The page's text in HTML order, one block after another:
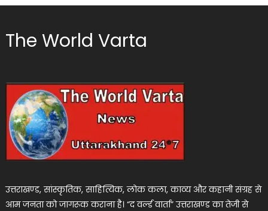
The World Varta
उत्तराखण्ड, सांस्कृतिक, साहित्यिक, लोक कला, काव्य और कहानी संग्रह से
आम जनता को जागरूक कराना है। “द वर्ल्ड वार्ता” उत्तराखण्ड का तेजी से